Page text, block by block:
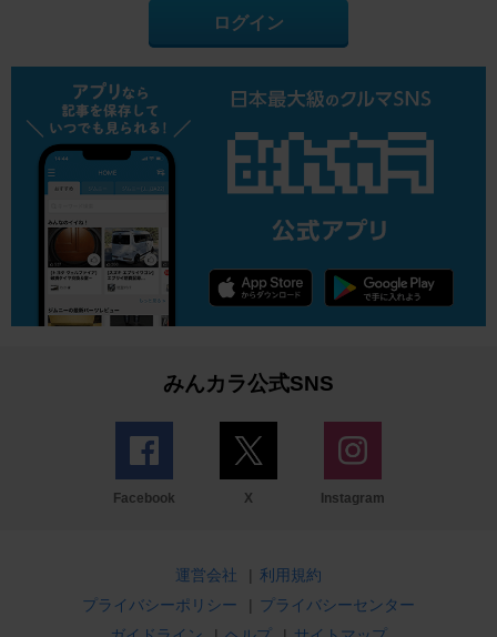
ログイン
みんカラ公式SNS
Facebook X Instagram
運営会社 | 利用規約
プライバシーポリシー
| プライバシーセンター